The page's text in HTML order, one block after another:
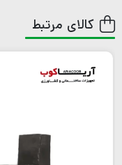
کالای مرتبط